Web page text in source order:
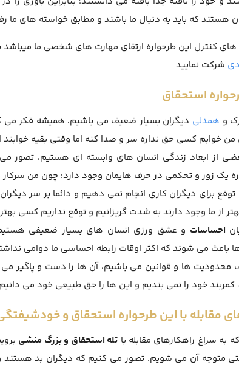
هستند که باید به دنبال ما باشند و مطابق خواسته های ما
های کنترل این طرحواره ارتقای مهارت های شخصی ما میباشد
شرکت نمایید
استحقاق
و همدلی دیگران بسیار ضعیف می باشیم، همیشه فکر
خوابم کسی حق نداره سر و صدا کنه اما وقتی بقیه
از ابعاد زندگی انسان های وابسته ای هستیم، تصور
یک زور و تحکمی در حرف هایمان وجود دارد؛ چون من سرکار
برای دیگران کاری انجام نمی دهیم و دائما بر سر
از ما وجود دارند به شدت گریزانیم و توقع نداریم کسی
احساسات و عشق ورزی انسان های بسیار ضعیفی
باعث می شوند که اکثر اوقات رابطه احساسی ما دوامی
محدودیت ها و قوانین می باشیم، آن ها را دست و پاگیر
کمربند خود را نمی بندیم و این ها را حق طبیعی خود می
مقابله با این طرحواره استحقاق و
به سراغ راهکارهای مقابله با تله استحقاق و بزرگ منشی
متوجه آن می شویم. تصور می کنیم که دیگران بد هستند و